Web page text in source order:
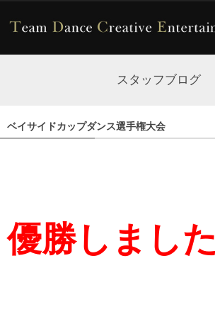
スタッフブログ
ベイサイドカップダンス選手権大会
優勝しました